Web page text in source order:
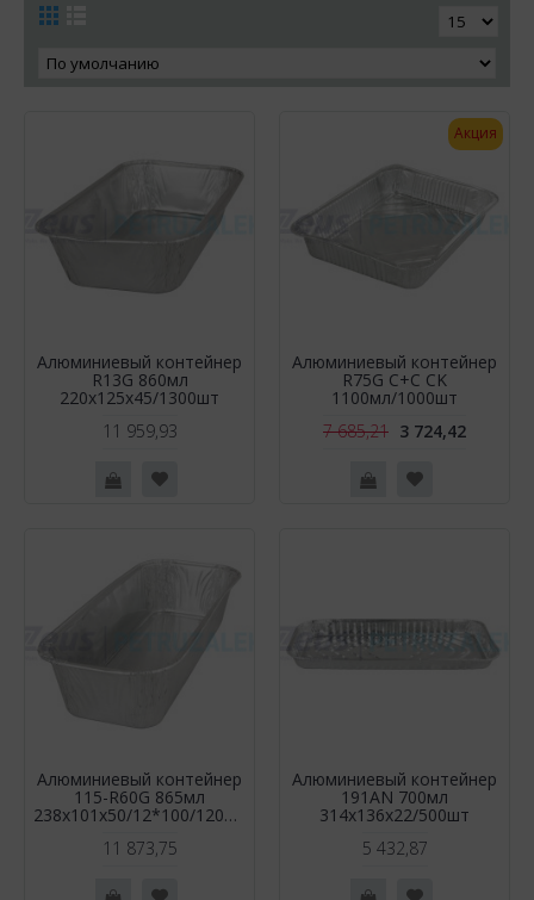
Алюминиевый контейнер
R13G 860мл
220х125х45/1300шт
11 959,93
Акция
Алюминиевый контейнер
R75G C+C CK
1100мл/1000шт
7 685,21 3 724,42
Алюминиевый контейнер
115-R60G 865мл
238x101x50/12*100/1200шт
11 873,75
Алюминиевый контейнер
191AN 700мл
314х136х22/500шт
5 432,87